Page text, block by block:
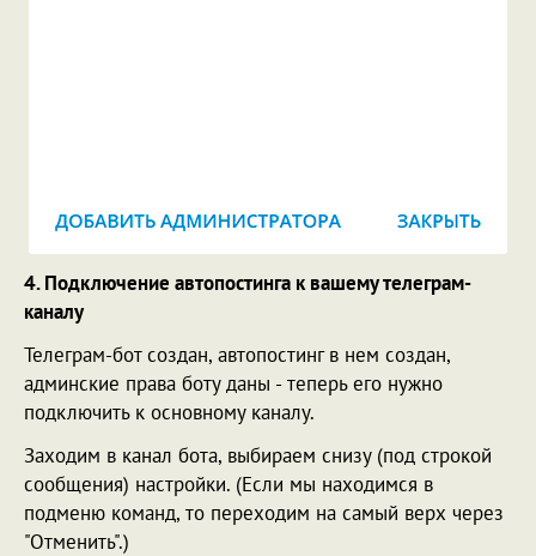
4. Подключение автопостинга к вашему телеграм-
каналу
Телеграм-бот создан, автопостинг в нем создан,
админские права боту даны - теперь его нужно
подключить к основному каналу.
Заходим в канал бота, выбираем снизу (под строкой
сообщения) настройки. (Если мы находимся в
подменю команд, то переходим на самый верх через
"Отменить".)